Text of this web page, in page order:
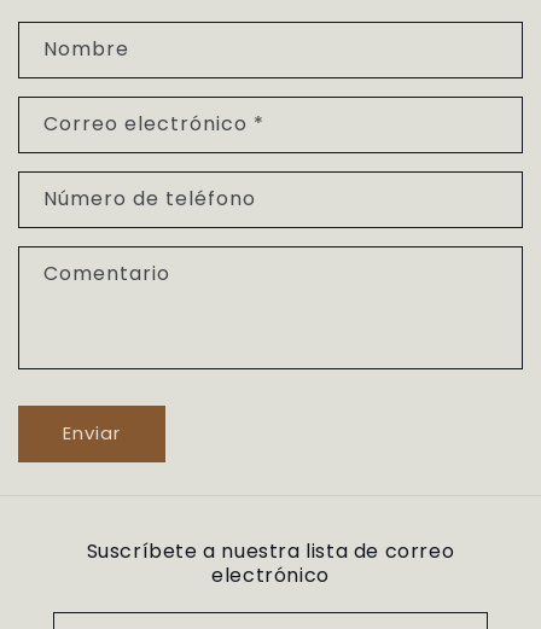
Nombre
Correo electrónico *
Número de teléfono
Comentario
Enviar
Suscríbete a nuestra lista de correo
electrónico